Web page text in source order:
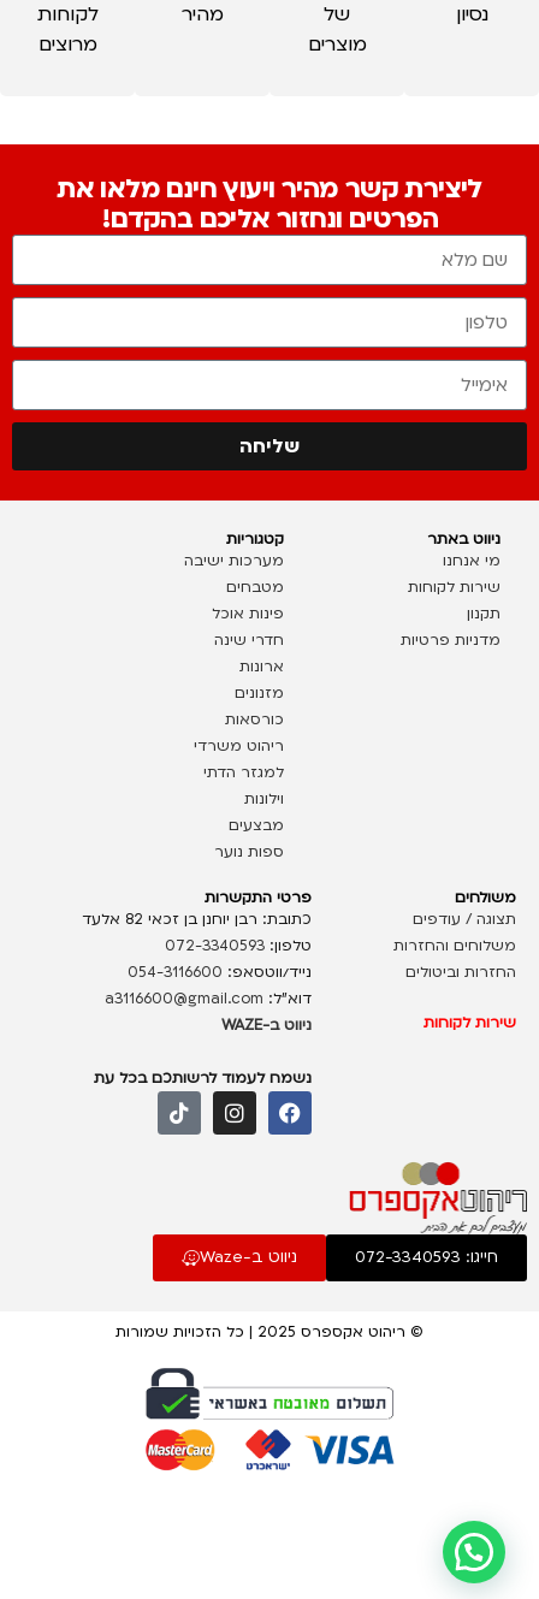
נסיון
של
מוצרים
מהיר
לקוחות
מרוצים
ליצירת קשר מהיר ויעוץ חינם מלאו את
הפרטים ונחזור אליכם בהקדם!
שליחה
ניווט באתר
מי אנחנו
שירות לקוחות
תקנון
מדניות פרטיות
קטגוריות
מערכות ישיבה
מטבחים
פינות אוכל
חדרי שינה
ארונות
מזנונים
כורסאות
ריהוט משרדי
למגזר הדתי
וילונות
מבצעים
ספות נוער
משולחים
תצוגה / עודפים
משלוחים והחזרות
החזרות וביטולים
שירות לקוחות
פרטי התקשרות
כתובת: רבן יוחנן בן זכאי 82 אלעד
טלפון:072-3340593
נייד/ווטסאפ: 054-3116600
דוא”ל: a3116600@gmail.com
ניווט ב-WAZE
נשמח לעמוד לרשותכם בכל עת
חייגו: 072-3340593 ניווט ב-Waze
© ריהוט אקספרס 2025 | כל הזכויות שמורות